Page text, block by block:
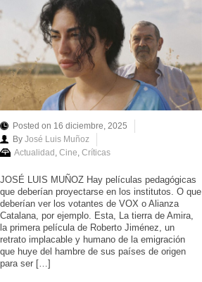
Posted on 16 diciembre, 2025
By José Luis Muñoz
Actualidad, Cine, Críticas
JOSÉ LUIS MUÑOZ Hay películas pedagógicas
que deberían proyectarse en los institutos. O que
deberían ver los votantes de VOX o Alianza
Catalana, por ejemplo. Esta, La tierra de Amira,
la primera película de Roberto Jiménez, un
retrato implacable y humano de la emigración
que huye del hambre de sus países de origen
para ser […]